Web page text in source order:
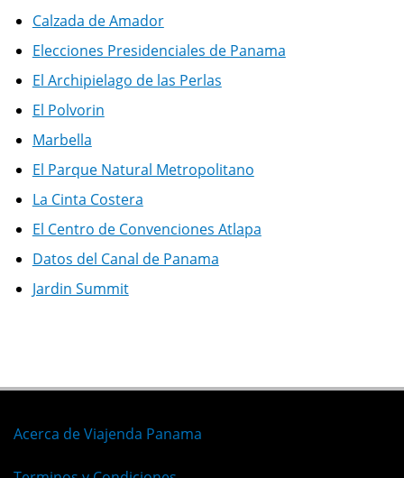
Calzada de Amador
Elecciones Presidenciales de Panama
El Archipielago de las Perlas
El Polvorin
Marbella
El Parque Natural Metropolitano
La Cinta Costera
El Centro de Convenciones Atlapa
Datos del Canal de Panama
Jardin Summit
Acerca de Viajenda Panama